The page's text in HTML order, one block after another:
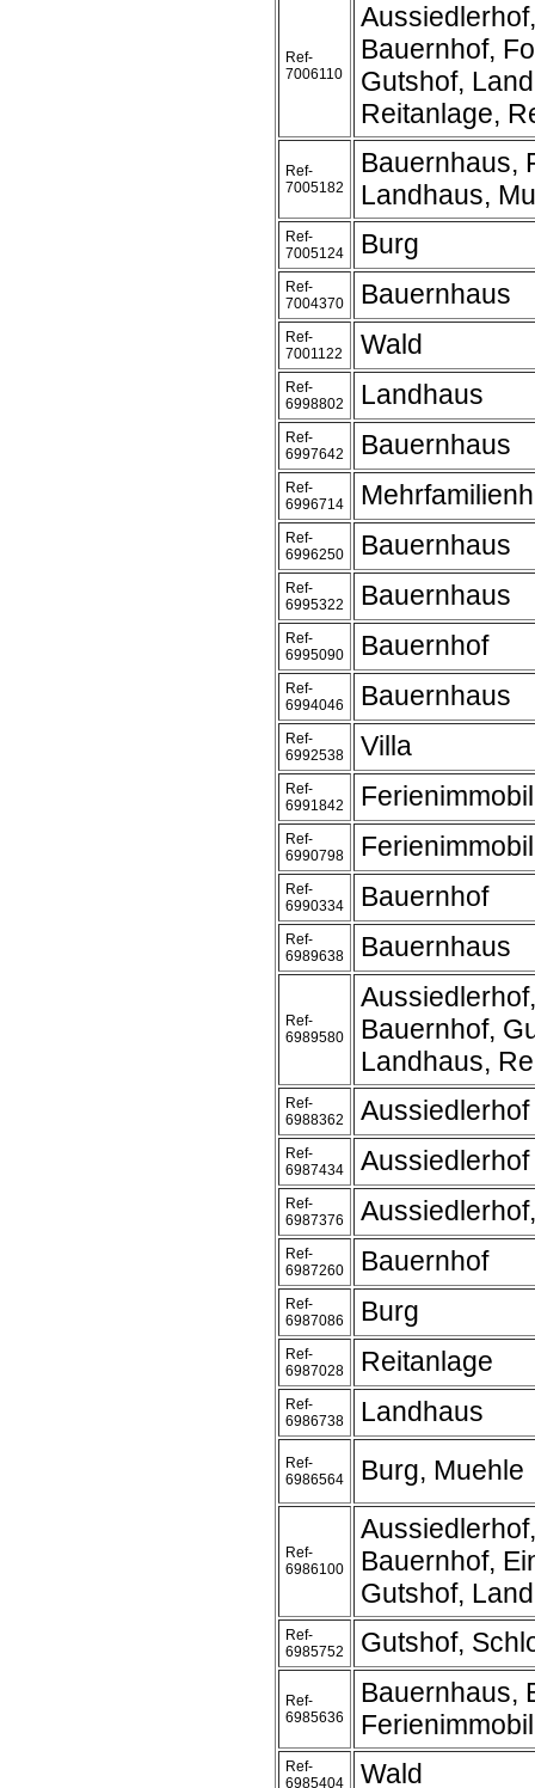
Ref-
7006110
Bauernhof,
Gutshof,
Reitanlage,
Ref-
7005182
Bauernhaus,
Landhaus,
Ref-
7005124
Burg
Ref-
7004370
Bauernhaus
Ref-
7001122
Wald
Ref-
6998802
Landhaus
Ref-
6997642
Bauernhaus
Ref-
6996714
Ref-
6996250
Bauernhaus
Ref-
6995322
Bauernhaus
Ref-
6995090
Bauernhof
Ref-
6994046
Bauernhaus
Ref-
6992538
Villa
Ref-
6991842
Ref-
6990798
Ref-
6990334
Bauernhof
Ref-
6989638
Bauernhaus
Ref-
6989580
Bauernhof,
Landhaus,
Ref-
6988362
Aussiedlerhof
Ref-
6987434
Aussiedlerhof
Ref-
6987376
Ref-
6987260
Bauernhof
Ref-
6987086
Burg
Ref-
6987028
Reitanlage
Ref-
6986738
Landhaus
Ref-
6986564
Burg, Muehle
Ref-
6986100
Bauernhof,
Gutshof,
Ref-
6985752
Gutshof,
Ref-
6985636
Bauernhaus,
Ref-
6985404
Wald